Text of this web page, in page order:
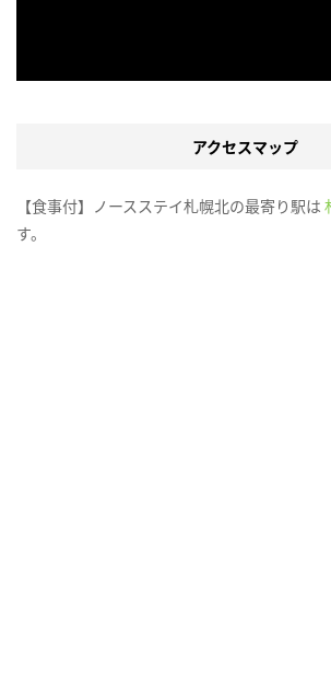
アクセスマップ
【食事付】ノースステイ札幌北の最寄り駅は
す。